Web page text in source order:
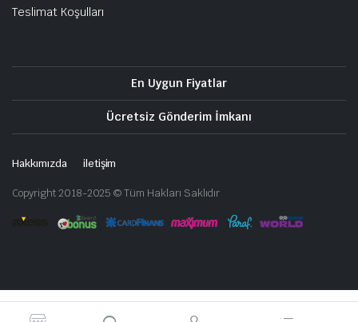
Teslimat Koşulları
En Uygun Fiyatlar
Ücretsiz Gönderim İmkanı
Hakkımızda iletişim
Copyright 2018-2025 © Tüm Hakları Saklıdır